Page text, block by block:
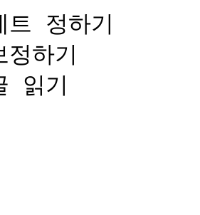
정하기
하기